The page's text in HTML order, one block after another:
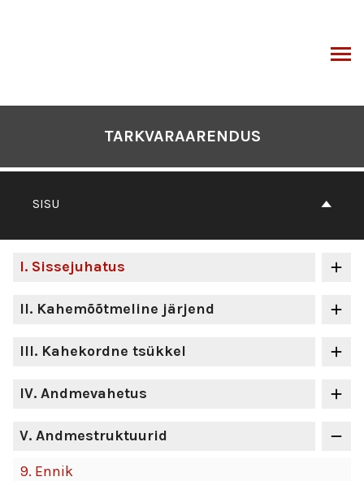
SISU
I. Sissejuhatus
II. Kahemõõtmeline järjend
III. Kahekordne tsükkel
IV. Andmevahetus
V. Andmestruktuurid
9. Ennik
TARKVARAARENDUS